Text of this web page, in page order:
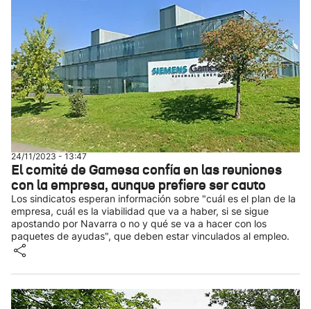
24/11/2023 - 13:47
El comité de Gamesa confía en las reuniones
con la empresa, aunque prefiere ser cauto
Los sindicatos esperan información sobre "cuál es el plan de la
empresa, cuál es la viabilidad que va a haber, si se sigue
apostando por Navarra o no y qué se va a hacer con los
paquetes de ayudas", que deben estar vinculados al empleo.